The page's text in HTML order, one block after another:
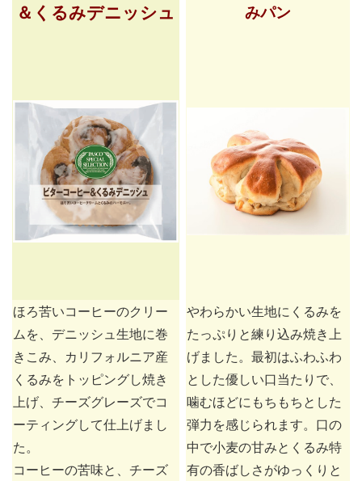
＆くるみデニッシュ
みパン
ほろ苦いコーヒーのクリー
ムを、デニッシュ生地に巻
きこみ、カリフォルニア産
くるみをトッピングし焼き
上げ、チーズグレーズでコ
ーティングして仕上げまし
た。
コーヒーの苦味と、チーズ
やわらかい生地にくるみを
たっぷりと練り込み焼き上
げました。最初はふわふわ
とした優しい口当たりで、
噛むほどにもちもちとした
弾力を感じられます。口の
中で小麦の甘みとくるみ特
有の香ばしさがゆっくりと